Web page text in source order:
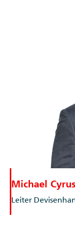
Michael
Leiter